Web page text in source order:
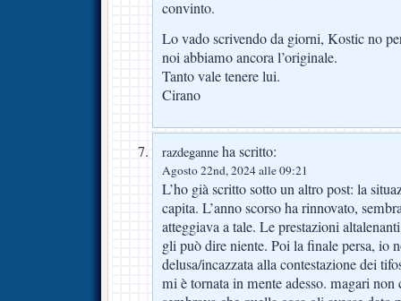
convinto.
Lo vado scrivendo da giorni, Kostic no
noi abbiamo ancora l’originale.
Tanto vale tenere lui.
Cirano
razdeganne ha scritto:
Agosto 22nd, 2024 alle 09:21
L’ho già scritto sotto un altro post: la
capita. L’anno scorso ha rinnovato,
atteggiava a tale. Le prestazioni
gli può dire niente. Poi la finale persa, io
delusa/incazzata alla contestazione dei
mi è tornata in mente adesso. magari non